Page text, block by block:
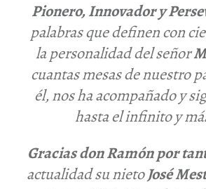
Pionero, Innovador y
palabras que definen con
la personalidad del señor
cuantas mesas de nuestro
él, nos ha acompañado y
hasta el infinito y
Gracias don Ramón por
actualidad su nietoJosé